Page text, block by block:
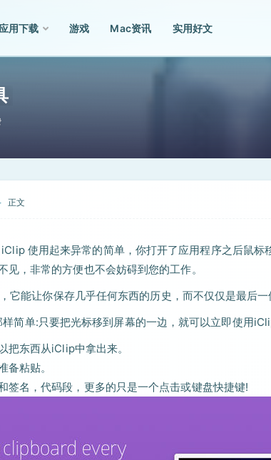
应用下载 游戏 Mac资讯 实用好文
正文
使用起来异常的简单，你打开了应用程序之后鼠标
，非常的方便也不会妨碍到您的工作。
能让你保存几乎任何东西的历史，而不仅仅是最后一
简单:只要把光标移到屏幕的一边，就可以立即使用
把东西从iClip中拿出来。
粘贴。
签名，代码段，更多的只是一个点击或键盘快捷键!